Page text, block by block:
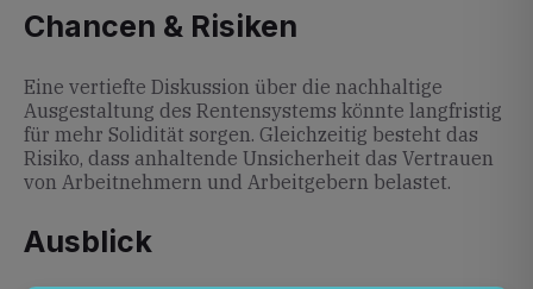
Chancen & Risiken
Eine vertiefte Diskussion über die nachhaltige
Ausgestaltung des Rentensystems könnte langfristig
für mehr Solidität sorgen. Gleichzeitig besteht das
Risiko, dass anhaltende Unsicherheit das Vertrauen
von Arbeitnehmern und Arbeitgebern belastet.
Ausblick